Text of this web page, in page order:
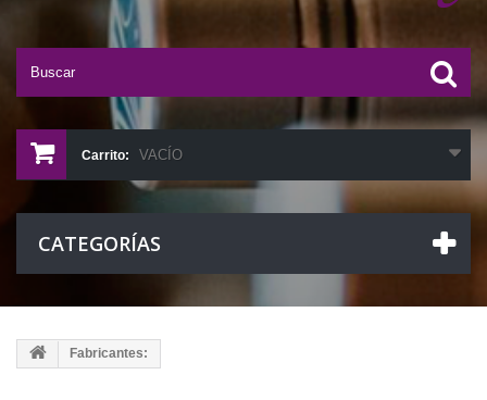
Carrito: VACÍO
CATEGORÍAS
Fabricantes: